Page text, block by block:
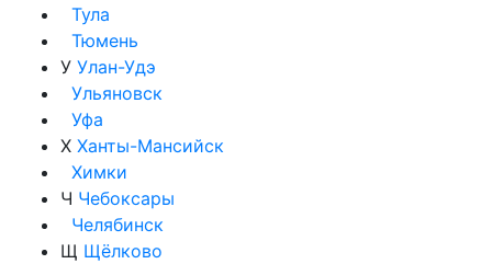
Тула
Тюмень
У Улан-Удэ
Ульяновск
Уфа
Х Ханты-Мансийск
Химки
Ч Чебоксары
Челябинск
Щ Щёлково